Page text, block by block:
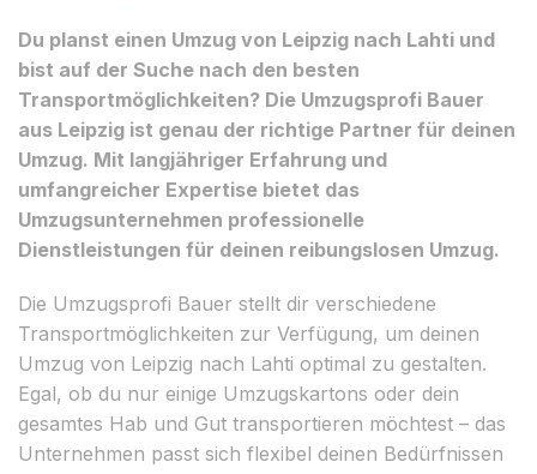
Du planst einen Umzug von Leipzig nach Lahti und
bist auf der Suche nach den besten
Transportmöglichkeiten? Die Umzugsprofi Bauer
aus Leipzig ist genau der richtige Partner für deinen
Umzug. Mit langjähriger Erfahrung und
umfangreicher Expertise bietet das
Umzugsunternehmen professionelle
Dienstleistungen für deinen reibungslosen Umzug.
Die Umzugsprofi Bauer stellt dir verschiedene
Transportmöglichkeiten zur Verfügung, um deinen
Umzug von Leipzig nach Lahti optimal zu gestalten.
Egal, ob du nur einige Umzugskartons oder dein
gesamtes Hab und Gut transportieren möchtest – das
Unternehmen passt sich flexibel deinen Bedürfnissen